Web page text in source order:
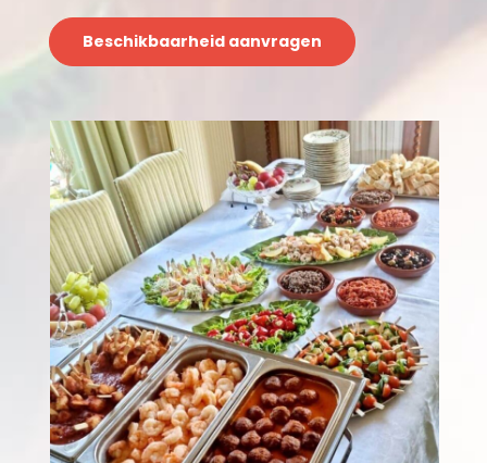
Beschikbaarheid aanvragen